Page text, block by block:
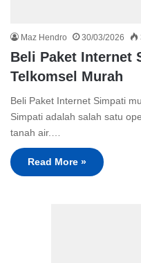
Maz Hendro 30/03/2026
Beli Paket Internet
Telkomsel Murah
Beli Paket Internet Simpati
Simpati adalah salah satu
tanah air.…
Read More »